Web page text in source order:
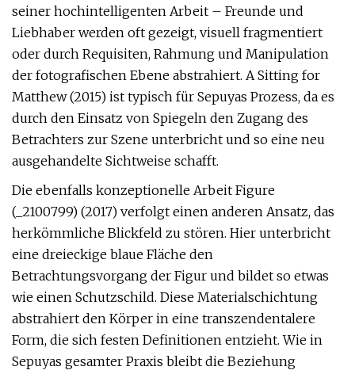
seiner hochintelligenten Arbeit – Freunde und
Liebhaber werden oft gezeigt, visuell fragmentiert
oder durch Requisiten, Rahmung und Manipulation
der fotografischen Ebene abstrahiert. A Sitting for
Matthew (2015) ist typisch für Sepuyas Prozess, da es
durch den Einsatz von Spiegeln den Zugang des
Betrachters zur Szene unterbricht und so eine neu
ausgehandelte Sichtweise schafft.
Die ebenfalls konzeptionelle Arbeit Figure
(_2100799) (2017) verfolgt einen anderen Ansatz, das
herkömmliche Blickfeld zu stören. Hier unterbricht
eine dreieckige blaue Fläche den
Betrachtungsvorgang der Figur und bildet so etwas
wie einen Schutzschild. Diese Materialschichtung
abstrahiert den Körper in eine transzendentalere
Form, die sich festen Definitionen entzieht. Wie in
Sepuyas gesamter Praxis bleibt die Beziehung